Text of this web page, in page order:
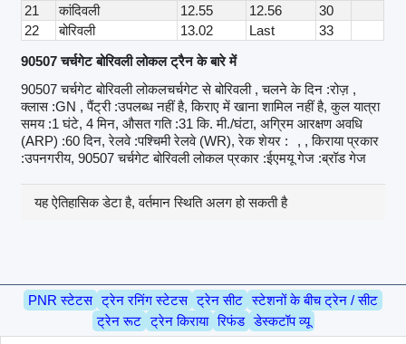
21
कांदिवली 12.55 12.56
30
22
बोरिवली 13.02 Last
33
90507 चर्चगेट बोरिवली लोकल ट्रैन के बारे में
90507 चर्चगेट बोरिवली लोकलचर्चगेट से बोरिवली , चलने के दिन :रोज़ ,
क्लास :GN , पैंट्री :उपलब्ध नहीं है, किराए में खाना शामिल नहीं है, कुल यात्रा
समय :1 घंटे, 4 मिन, औसत गति :31 कि. मी./घंटा, अग्रिम आरक्षण अवधि
(ARP) :60 दिन, रेलवे :पश्चिमी रेलवे (WR), रेक शेयर :
, , किराया प्रकार
:उपनगरीय, 90507 चर्चगेट बोरिवली लोकल प्रकार :ईएमयू गेज :ब्रॉड गेज
यह ऐतिहासिक डेटा है, वर्तमान स्थिति अलग हो सकती है
PNR स्टेटस ट्रेन रनिंग स्टेटस ट्रेन सीट स्टेशनों के बीच ट्रेन / सीट
ट्रेन रूट ट्रेन किराया रिफंड डेस्कटॉप व्यू